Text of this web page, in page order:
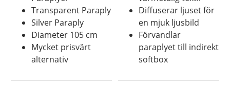
Transparent Paraply
Silver Paraply
Diameter 105 cm
Mycket prisvärt
alternativ
Diffuserar ljuset för
en mjuk ljusbild
Förvandlar
paraplyet till indirekt
softbox